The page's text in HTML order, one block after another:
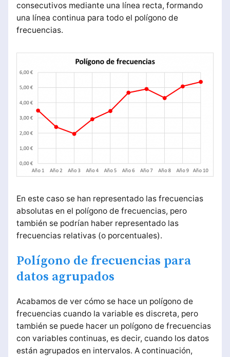
consecutivos mediante una línea recta, formando
una línea continua para todo el polígono de
frecuencias.
En este caso se han representado las frecuencias
absolutas en el polígono de frecuencias, pero
también se podrían haber representado las
frecuencias relativas (o porcentuales).
Polígono de frecuencias para
datos agrupados
Acabamos de ver cómo se hace un polígono de
frecuencias cuando la variable es discreta, pero
también se puede hacer un polígono de frecuencias
con variables continuas, es decir, cuando los datos
están agrupados en intervalos. A continuación,